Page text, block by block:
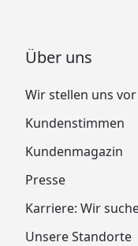
Über uns
Wir stellen uns vor
Kundenstimmen
Kundenmagazin
Presse
Karriere: Wir
Unsere Standorte